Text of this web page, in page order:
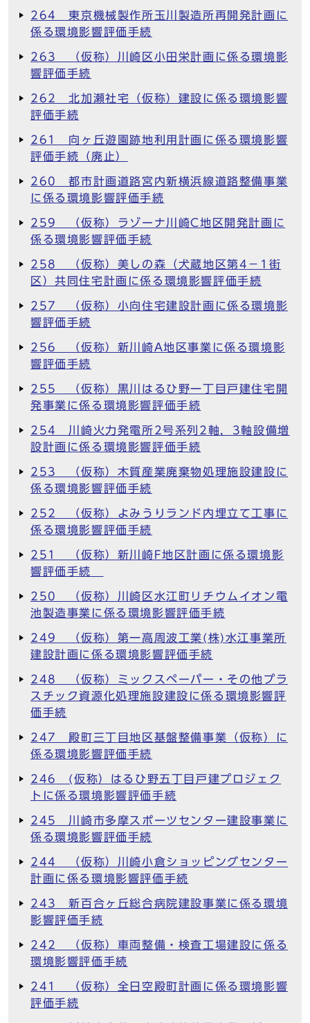
264 東京機械製作所玉川製造所再開発計画に
係る環境影響評価手続
263 （仮称）川崎区小田栄計画に係る環境影
響評価手続
262 北加瀬社宅（仮称）建設に係る環境影響
評価手続
261 向ヶ丘遊園跡地利用計画に係る環境影響
評価手続（廃止）
260 都市計画道路宮内新横浜線道路整備事業
に係る環境影響評価手続
259 （仮称）ラゾーナ川崎C地区開発計画に
係る環境影響評価手続
258 （仮称）美しの森（犬蔵地区第4－1街
区）共同住宅計画に係る環境影響評価手続
257 （仮称）小向住宅建設計画に係る環境影
響評価手続
256 （仮称）新川崎A地区事業に係る環境影
響評価手続
255 （仮称）黒川はるひ野一丁目戸建住宅開
発事業に係る環境影響評価手続
254 川崎火力発電所2号系列2軸，3軸設備増
設計画に係る環境影響評価手続
253 （仮称）木質産業廃棄物処理施設建設に
係る環境影響評価手続
252 （仮称）よみうりランド内埋立て工事に
係る環境影響評価手続
251 （仮称）新川崎F地区計画に係る環境影
響評価手続
250 （仮称）川崎区水江町リチウムイオン電
池製造事業に係る環境影響評価手続
249 （仮称）第一高周波工業(株)水江事業所
建設計画に係る環境影響評価手続
248 （仮称）ミックスペーパー・その他プラ
スチック資源化処理施設建設に係る環境影響評
価手続
247 殿町三丁目地区基盤整備事業（仮称）に
係る環境影響評価手続
246 (仮称）はるひ野五丁目戸建プロジェク
トに係る環境影響評価手続
245 川崎市多摩スポーツセンター建設事業に
係る環境影響評価手続
244 （仮称）川崎小倉ショッピングセンター
計画に係る環境影響評価手続
243 新百合ヶ丘総合病院建設事業に係る環境
影響評価手続
242 （仮称）車両整備・検査工場建設に係る
環境影響評価手続
241 （仮称）全日空殿町計画に係る環境影響
評価手続